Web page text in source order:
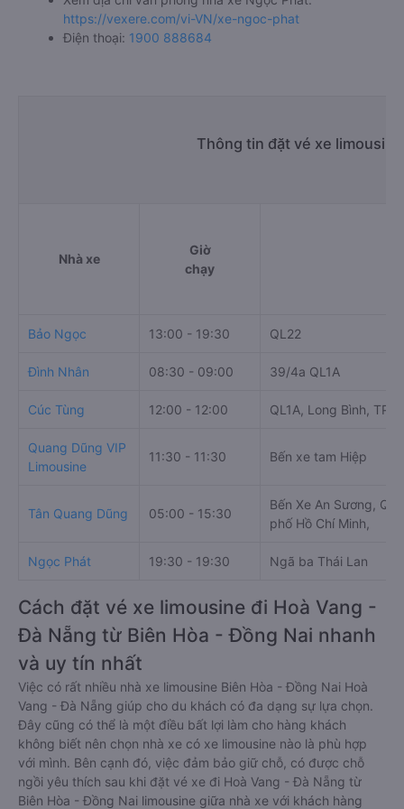
https://vexere.com/vi-VN/xe-ngoc-phat
Điện thoại: 1900 888684
Thông tin đặt vé xe
Nhà xe
Giờ
chạy
Bảo Ngọc 13:00 - 19:30 QL22
Đình Nhân 08:30 - 09:00 39/4a QL1A
Cúc Tùng 12:00 - 12:00 QL1A, Long Bình, TP.
Quang Dũng VIP
Limousine
11:30 - 11:30 Bến xe tam Hiệp
Tân Quang Dũng 05:00 - 15:30
Bến Xe An Sương,
phố Hồ Chí Minh,
Ngọc Phát 19:30 - 19:30 Ngã ba Thái Lan
Cách đặt vé xe limousine đi Hoà Vang -
Đà Nẵng từ Biên Hòa - Đồng Nai nhanh
và uy tín nhất
Việc có rất nhiều nhà xe limousine Biên Hòa - Đồng Nai Hoà
Vang - Đà Nẵng giúp cho du khách có đa dạng sự lựa chọn.
Đây cũng có thể là một điều bất lợi làm cho hàng khách
không biết nên chọn nhà xe có xe limousine nào là phù hợp
với mình. Bên cạnh đó, việc đảm bảo giữ chỗ, có được chỗ
ngồi yêu thích sau khi đặt vé xe đi Hoà Vang - Đà Nẵng từ
Biên Hòa - Đồng Nai limousine giữa nhà xe với khách hàng